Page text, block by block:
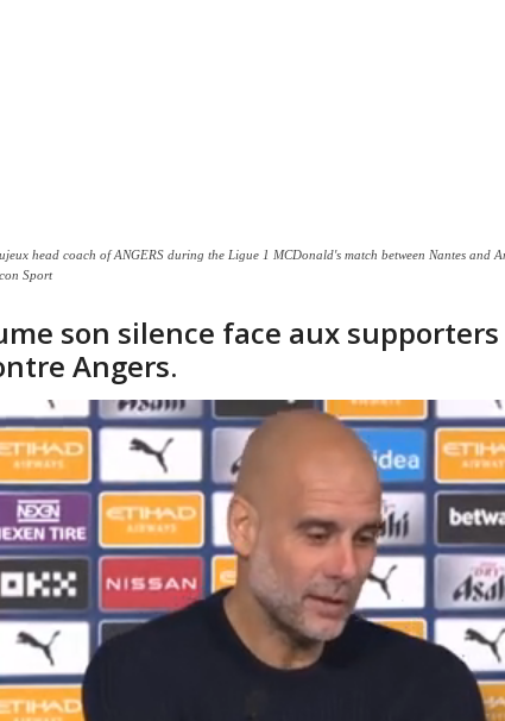
head coach of ANGERS during the Ligue 1 MCDonald's match between Nantes and
Sport
son silence face aux
Angers.